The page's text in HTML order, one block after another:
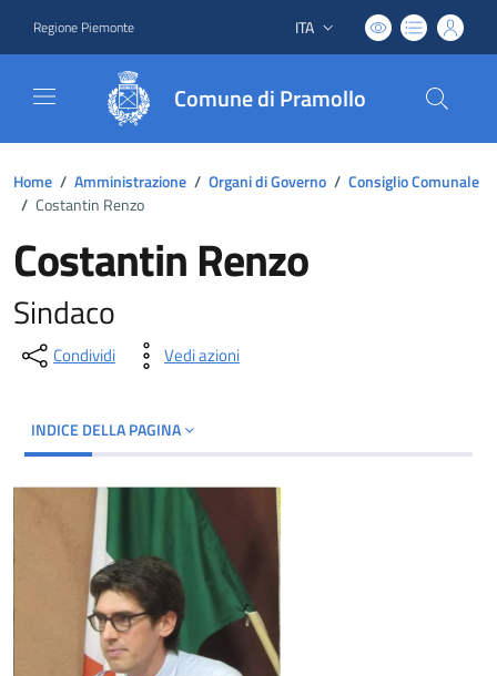
Regione Piemonte Lingua attiva:
ITA
Comune di Pramollo
Home / Amministrazione / Organi di Governo / Consiglio Comunale
/ Costantin Renzo
Costantin Renzo
Sindaco
Condividi Vedi azioni
INDICE DELLA PAGINA